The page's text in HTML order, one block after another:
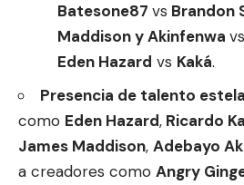
Batesone87 vs Brandon
Maddison y Akinfenwa vs
Eden Hazard vs Kaká.
Presencia de talento
como Eden Hazard, Ricardo
James Maddison, Adebayo
a creadores como Angry